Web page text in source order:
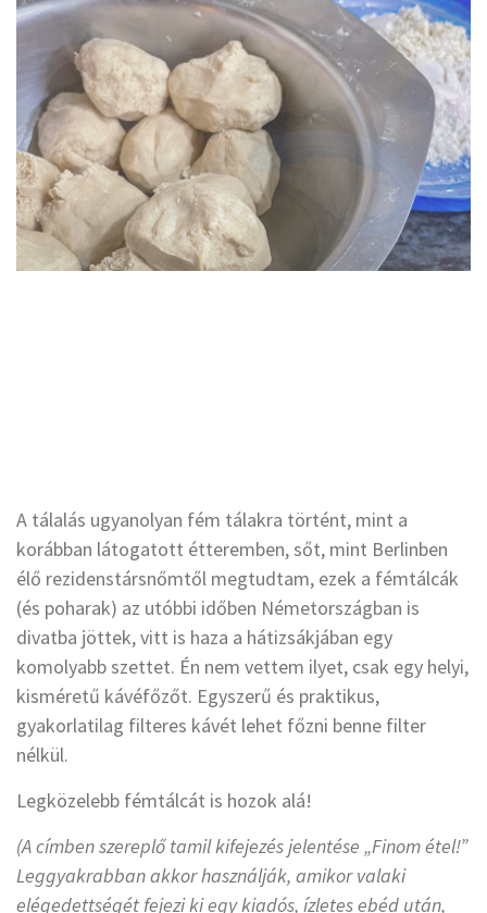
A tálalás ugyanolyan fém tálakra történt, mint a
korábban látogatott étteremben, sőt, mint Berlinben
élő rezidenstársnőmtől megtudtam, ezek a fémtálcák
(és poharak) az utóbbi időben Németországban is
divatba jöttek, vitt is haza a hátizsákjában egy
komolyabb szettet. Én nem vettem ilyet, csak egy helyi,
kisméretű kávéfőzőt. Egyszerű és praktikus,
gyakorlatilag filteres kávét lehet főzni benne filter
nélkül.
Legközelebb fémtálcát is hozok alá!
(A címben szereplő tamil kifejezés jelentése „Finom étel!”
Leggyakrabban akkor használják, amikor valaki
elégedettségét fejezi ki egy kiadós, ízletes ebéd után,